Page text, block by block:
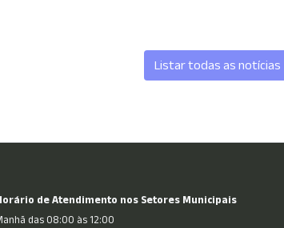
Listar todas as notícias
de Atendimento nos Setores Municipais
das 08:00 às 12:00